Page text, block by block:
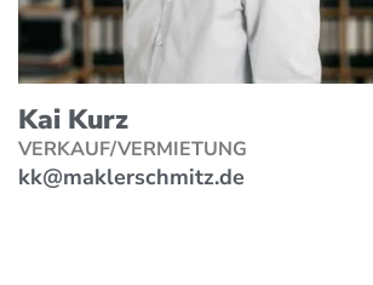
Kai Kurz
VERKAUF/VERMIETUNG
kk@maklerschmitz.de